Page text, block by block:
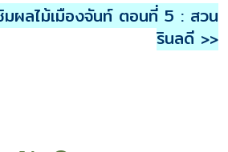
มผลไม้เมืองจันท์ ตอนที่ 5 : สวน
รินลดี >>